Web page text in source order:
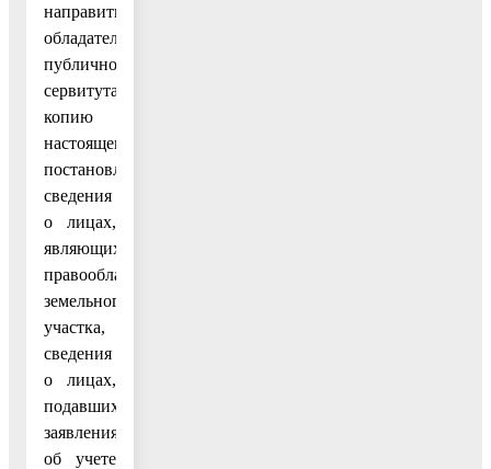
направить
обладателю
публичного
сервитута
копию
настоящего
постановления,
сведения
о лицах,
являющихся
правообладателями
земельного
участка,
сведения
о лицах,
подавших
заявления
об учете